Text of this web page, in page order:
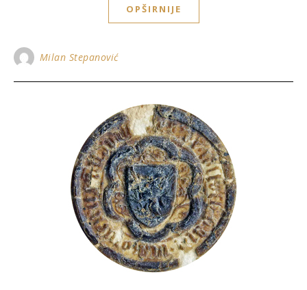
OPŠIRNIJE
Milan Stepanović